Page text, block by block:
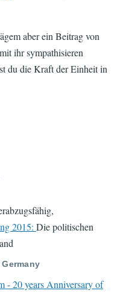
aber ein Beitrag von
ihr sympathisieren
du die Kraft der Einheit in
2015: Die politischen
- 20 years Anniversary of